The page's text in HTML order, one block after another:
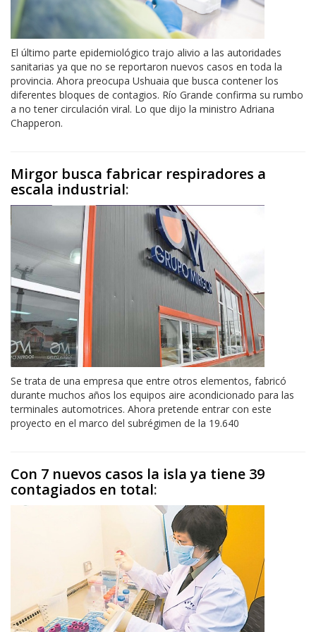
El último parte epidemiológico trajo alivio a las autoridades
sanitarias ya que no se reportaron nuevos casos en toda la
provincia. Ahora preocupa Ushuaia que busca contener los
diferentes bloques de contagios. Río Grande confirma su rumbo
a no tener circulación viral. Lo que dijo la ministro Adriana
Chapperon.
Mirgor busca fabricar respiradores a
escala industrial:
Se trata de una empresa que entre otros elementos, fabricó
durante muchos años los equipos aire acondicionado para las
terminales automotrices. Ahora pretende entrar con este
proyecto en el marco del subrégimen de la 19.640
Con 7 nuevos casos la isla ya tiene 39
contagiados en total: